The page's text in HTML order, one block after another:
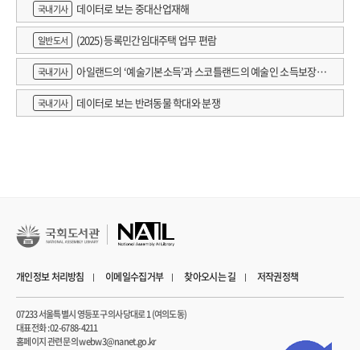
국내기사 데이터로 보는 중대산업재해
일반도서 (2025) 등록민간임대주택 업무 편람
국내기사
아일랜드의 ‘예술기본소득’과 스코틀랜드의 예술인 소득보장정
책 논의
국내기사 데이터로 보는 반려동물 학대와 분쟁
개인정보 처리방침 이메일수집거부 찾아오시는 길 저작권정책
07233 서울특별시 영등포구 의사당대로 1 (여의도동)
대표전화 : 02-6788-4211
홈페이지 관련 문의 webw3@nanet.go.kr